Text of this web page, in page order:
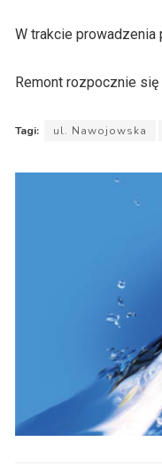
W trakcie
Remont rozpocznie
Tagi: ul. Nawojowska